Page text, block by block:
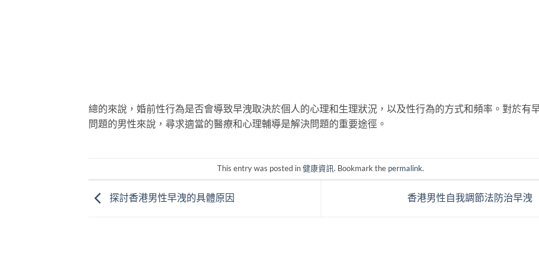
總的來說，婚前性行為是否會導致早洩取決於個人的心理和生理狀況，以及性行為的方式和頻率。對於有
問題的男性來說，尋求適當的醫療和心理輔導是解決問題的重要途徑。
This entry was posted in健康資訊. Bookmark the permalink.
探討香港男性早洩的具體原因 香港男性自我調節法防治早洩